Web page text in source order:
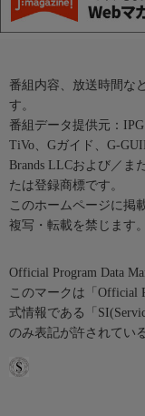
番組内容、放送時間な
す。
番組データ提供元：
TiVo、Gガイド、G-
Brands LLCおよび／ま
たは登録商標です。
このホームページに掲
複写・転載を禁じます。
Official Program Data
このマークは「Official
式情報である「
のみ表記が許されてい